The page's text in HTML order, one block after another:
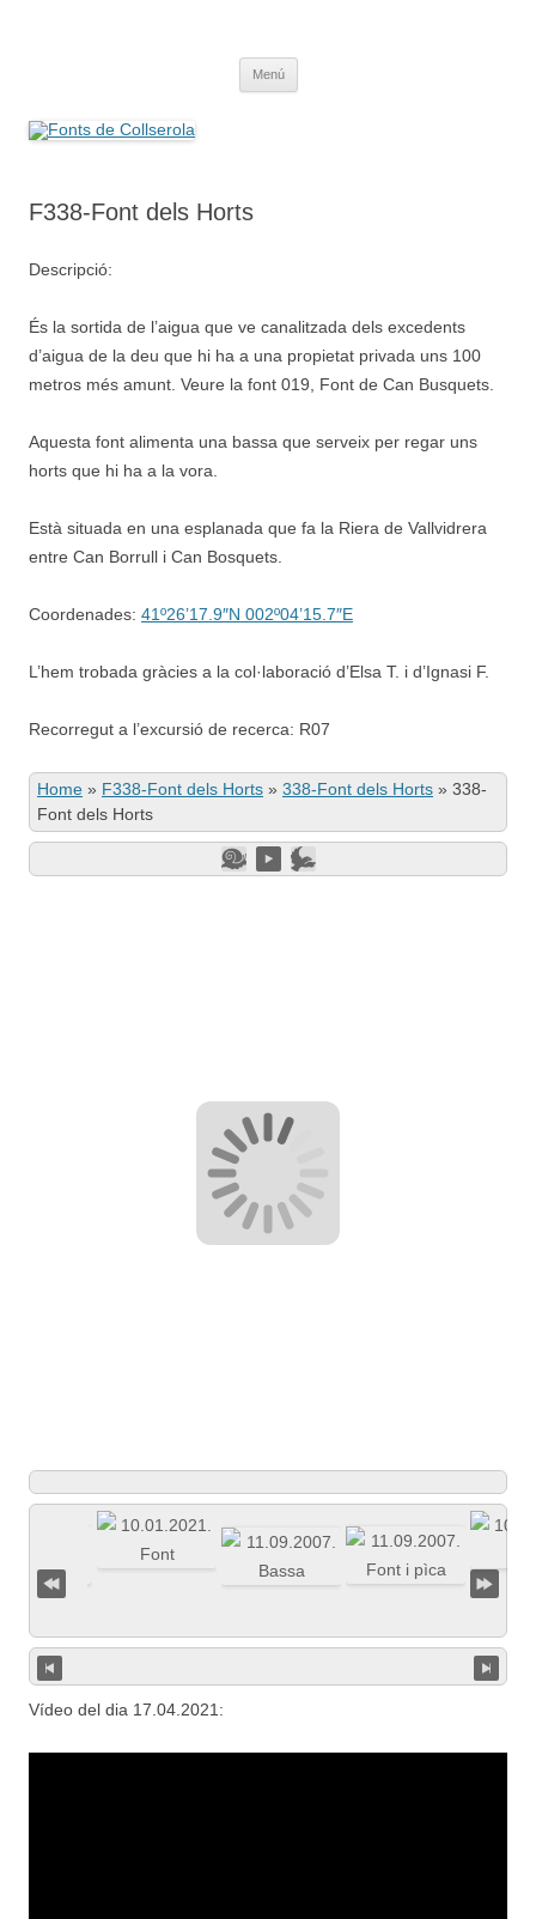
Menú
F338-Font dels Horts
Descripció:
És la sortida de l’aigua que ve canalitzada dels excedents
d’aigua de la deu que hi ha a una propietat privada uns 100
metros més amunt. Veure la font 019, Font de Can Busquets.
Aquesta font alimenta una bassa que serveix per regar uns
horts que hi ha a la vora.
Està situada en una esplanada que fa la Riera de Vallvidrera
entre Can Borrull i Can Bosquets.
Coordenades: 41º26’17.9″N 002º04’15.7″E
L’hem trobada gràcies a la col·laboració d’Elsa T. i d’Ignasi F.
Recorregut a l’excursió de recerca: R07
Home » F338-Font dels Horts » 338-Font dels Horts » 338-
Font dels Horts
Vídeo del dia 17.04.2021: